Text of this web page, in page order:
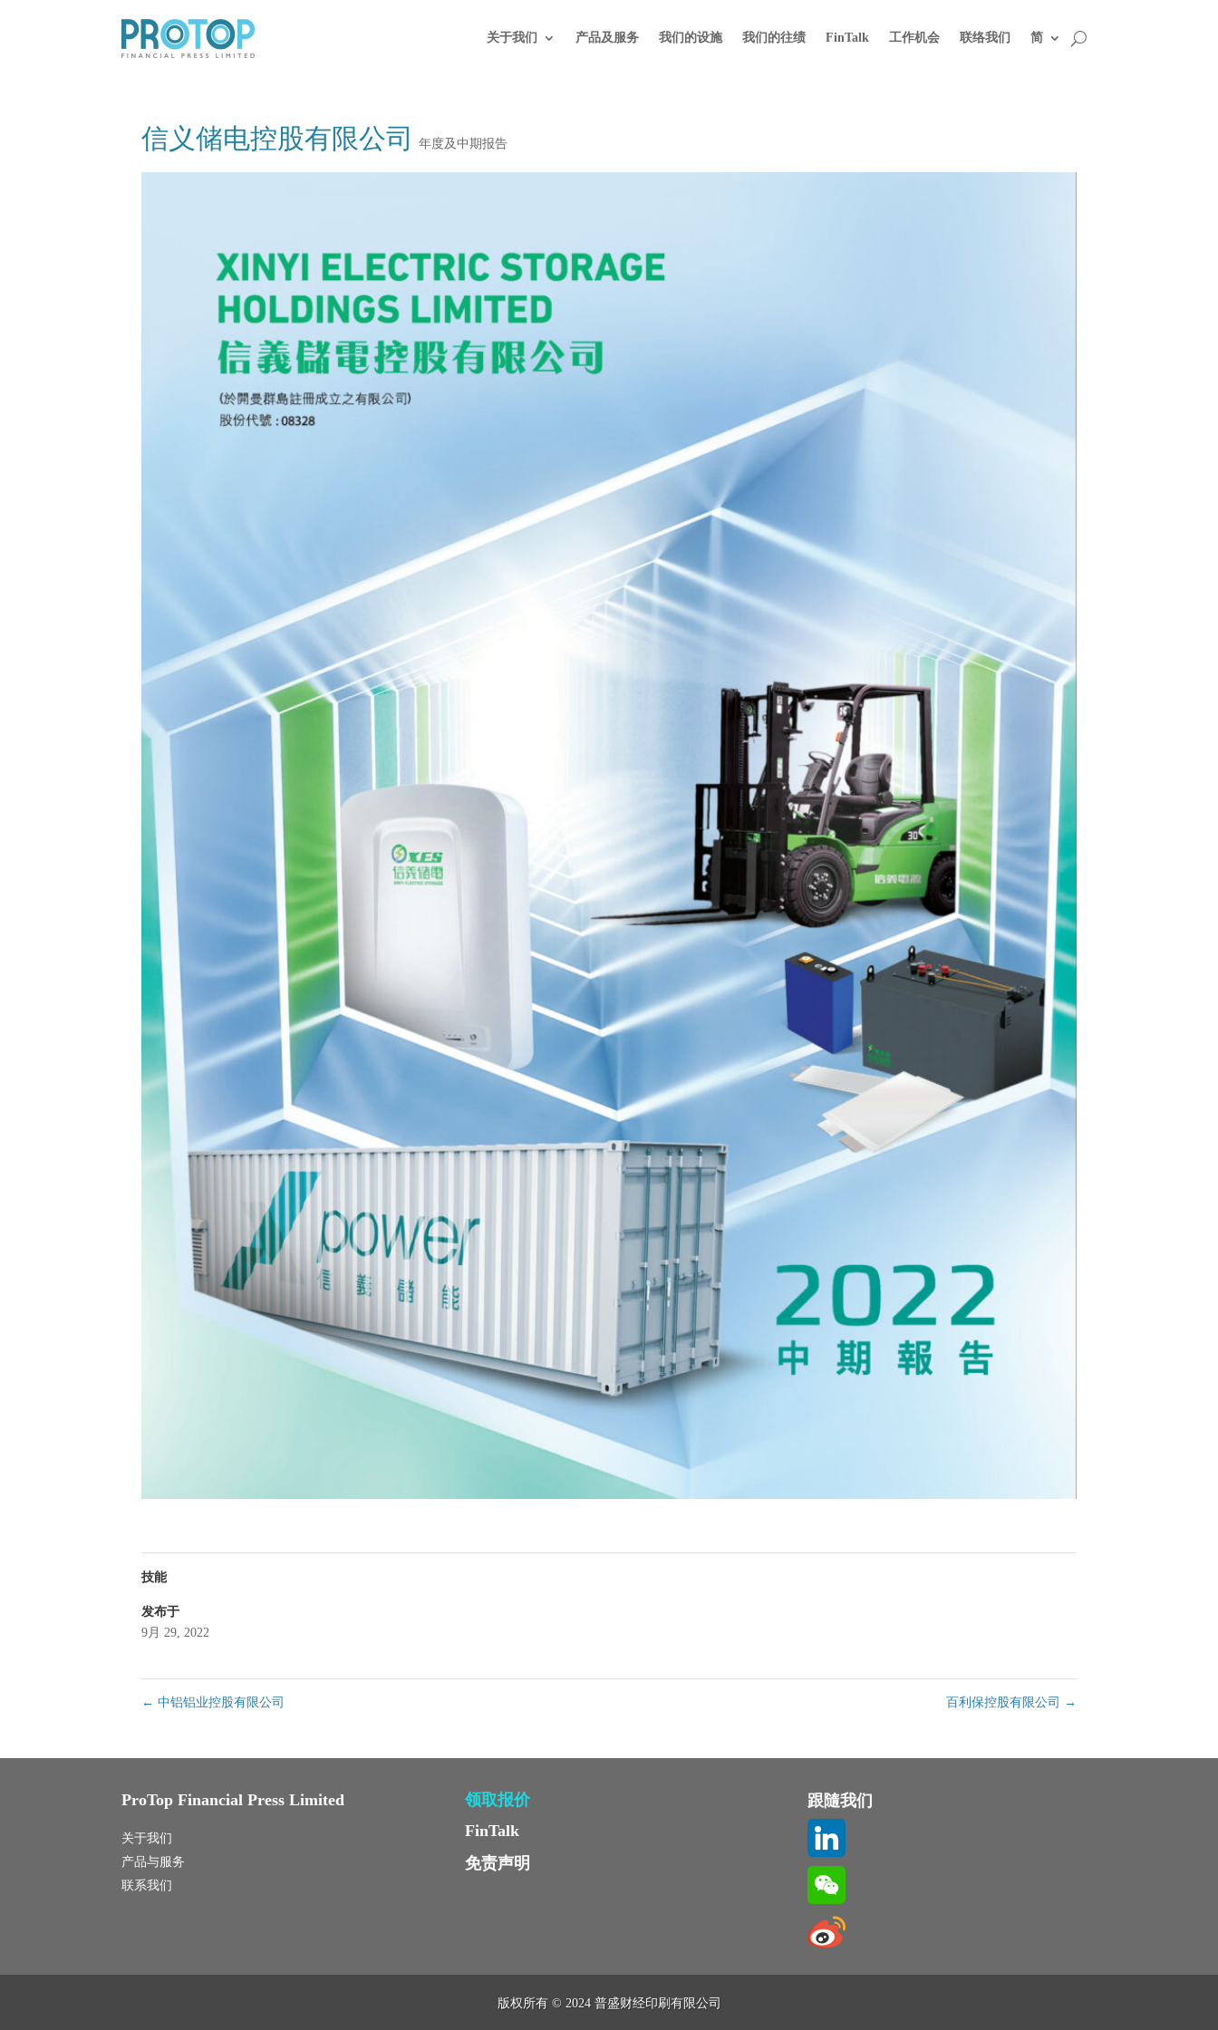
关于我们 产品及服务 我们的设施 我们的往绩 FinTalk 工作机会 联络我们 简
信义储电控股有限公司 年度及中期报告
技能
发布于
9月 29, 2022
← 中铝铝业控股有限公司 百利保控股有限公司 →
ProTop Financial Press Limited
关于我们
产品与服务
联系我们
领取报价
FinTalk
免责声明
跟隨我们
版权所有 © 2024 普盛财经印刷有限公司